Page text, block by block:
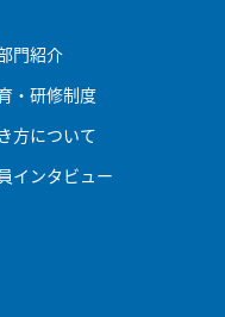
門紹介
・研修制度
方について
インタビュー